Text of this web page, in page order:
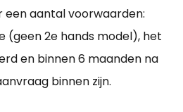
een aantal voorwaarden:
(geen 2e hands model), het
en binnen 6 maanden na
binnen zijn.